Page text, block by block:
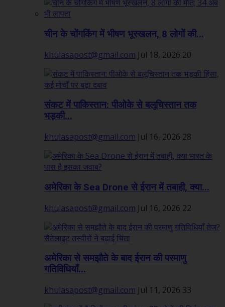
चीन के चोंगकिंग में भीषण भूस्खलन, 8 लोगों की...
khulasapost@gmail.com Jul 18, 2026 20
संकट में पाकिस्तान: पीओके से बलूचिस्तान तक
भड़की...
khulasapost@gmail.com Jul 16, 2026 28
अमेरिका के Sea Drone से ईरान में तबाही, क्या...
khulasapost@gmail.com Jul 16, 2026 22
अमेरिका से समझौते के बाद ईरान की परमाणु
गतिविधियाँ...
khulasapost@gmail.com Jul 11, 2026 33